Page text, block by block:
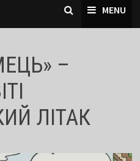
MENU
–
ЛІТАК